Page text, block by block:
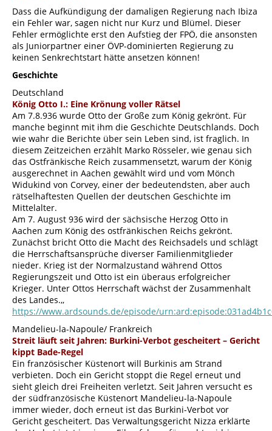
Dass die Aufkündigung der damaligen Regierung nach Ibiza
ein Fehler war, sagen nicht nur Kurz und Blümel. Dieser
Fehler ermöglichte erst den Aufstieg der FPÖ, die ansonsten
als Juniorpartner einer ÖVP-dominierten Regierung zu
keinen Senkrechtstart hätte ansetzen können!
Geschichte
Deutschland
König Otto I.: Eine Krönung voller Rätsel
Am 7.8.936 wurde Otto der Große zum König gekrönt. Für
manche beginnt mit ihm die Geschichte Deutschlands. Doch
wie wahr die Berichte über sein Leben sind, ist fraglich. In
diesem Zeitzeichen erzählt Marko Rösseler, wie genau sich
das Ostfränkische Reich zusammensetzt, warum der König
ausgerechnet in Aachen gewählt wird und vom Mönch
Widukind von Corvey, einer der bedeutendsten, aber auch
rätselhaftesten Quellen der deutschen Geschichte im
Mittelalter.
Am 7. August 936 wird der sächsische Herzog Otto in
Aachen zum König des ostfränkischen Reichs gekrönt.
Zunächst bricht Otto die Macht des Reichsadels und schlägt
die Herrschaftsansprüche diverser Familienmitglieder
nieder. Krieg ist der Normalzustand während Ottos
Regierungszeit und Otto ist ein überaus erfolgreicher
Krieger. Unter Ottos Herrschaft wächst der Zusammenhalt
des Landes.,,
https://www.ardsounds.de/episode/
Mandelieu-la-Napoule/ Frankreich
Streit läuft seit Jahren: Burkini-Verbot gescheitert – Gericht
kippt Bade-Regel
Ein französischer Küstenort will Burkinis am Strand
verbieten. Doch ein Gericht stoppt die Regel erneut und
sieht gleich drei Freiheiten verletzt. Seit Jahren versucht es
der südfranzösische Küstenort Mandelieu-la-Napoule
immer wieder, doch erneut ist das Burkini-Verbot vor
Gericht gescheitert. Das Verwaltungsgericht Nizza erklärte